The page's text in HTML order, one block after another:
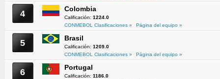
4 Colombia
Calificación: 1224.0
CONMEBOL Clasificaciones »
Página del equipo »
5 Brasil
Calificación: 1209.0
CONMEBOL Clasificaciones »
Página del equipo »
6 Portugal
Calificación: 1186.0